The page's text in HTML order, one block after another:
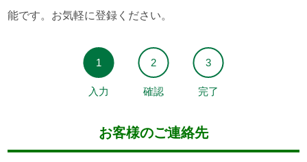
能です。お気軽に登録ください。
入力 確認 完了
お客様のご連絡先